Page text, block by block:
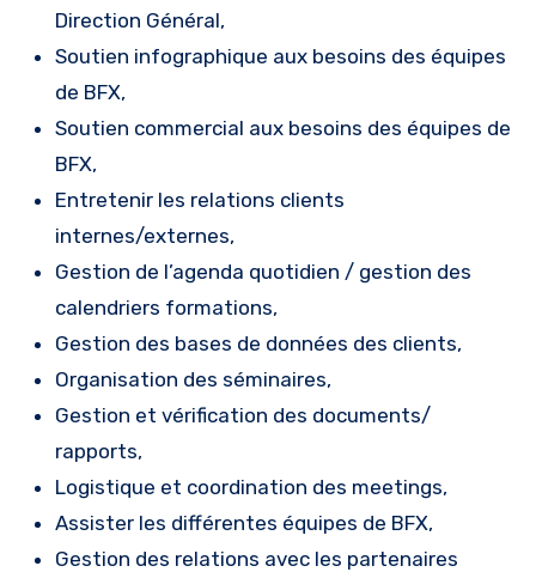
Direction Général,
Soutien infographique aux besoins des équipes
de BFX,
Soutien commercial aux besoins des équipes de
BFX,
Entretenir les relations clients
internes/externes,
Gestion de l’agenda quotidien / gestion des
calendriers formations,
Gestion des bases de données des clients,
Organisation des séminaires,
Gestion et vérification des documents/
rapports,
Logistique et coordination des meetings,
Assister les différentes équipes de BFX,
Gestion des relations avec les partenaires